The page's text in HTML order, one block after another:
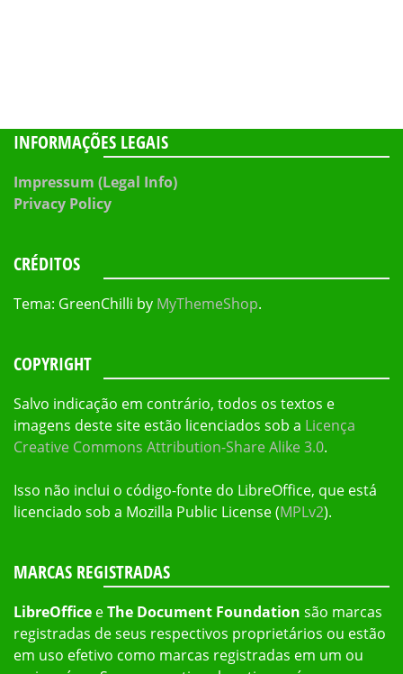
INFORMAÇÕES LEGAIS
Impressum (Legal Info)
Privacy Policy
CRÉDITOS
Tema: GreenChilli by MyThemeShop.
COPYRIGHT
Salvo indicação em contrário, todos os textos e
imagens deste site estão licenciados sob a Licença
Creative Commons Attribution-Share Alike 3.0.
Isso não inclui o código-fonte do LibreOffice, que está
licenciado sob a Mozilla Public License (MPLv2).
MARCAS REGISTRADAS
LibreOffice eThe Document Foundation são marcas
registradas de seus respectivos proprietários ou estão
em uso efetivo como marcas registradas em um ou